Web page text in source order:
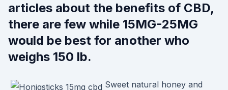
articles about the benefits of CBD,
there are few while 15MG-25MG
would be best for another who
weighs 150 lb.
Sweet natural honey and